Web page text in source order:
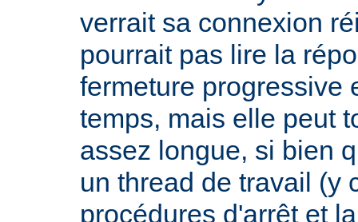
verrait sa connexion
pourrait pas lire la
fermeture progressive
temps, mais elle peut
assez longue, si bien
un thread de travail (y
procédures d'arrêt et